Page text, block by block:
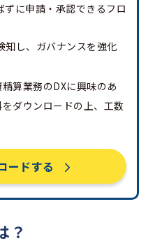
ずに申請・承認できるフロ
知し、ガバナンスを強化
算業務のDXに興味のあ
ダウンロードの上、工数
ードする
？